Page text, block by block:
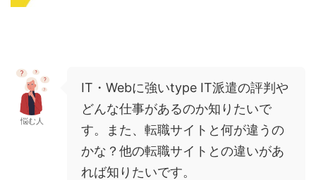
悩む人
IT・Webに強いtype IT派遣の評判や
どんな仕事があるのか知りたいで
す。また、転職サイトと何が違うの
かな？他の転職サイトとの違いがあ
れば知りたいです。